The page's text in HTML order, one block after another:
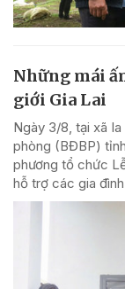
Những mái
giới Gia Lai
Ngày 3/8, tại xã
phòng (BĐBP)
phương tổ chức
hỗ trợ các gia